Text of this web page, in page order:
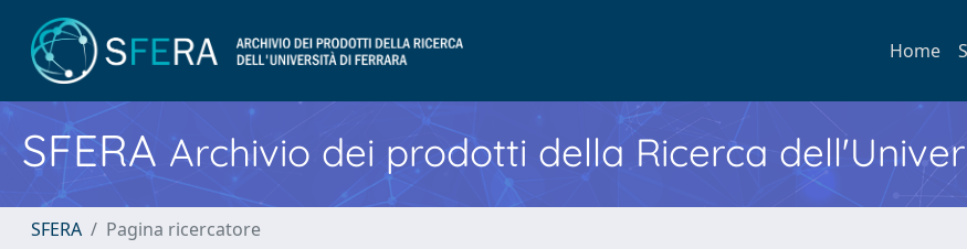
Home
SFERA Archivio dei prodotti della Ricerca
SFERA Pagina ricercatore